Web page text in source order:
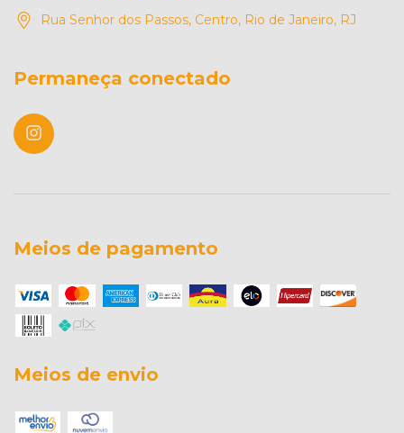
Rua Senhor dos Passos, Centro, Rio de Janeiro, RJ
Permaneça conectado
Meios de pagamento
Meios de envio